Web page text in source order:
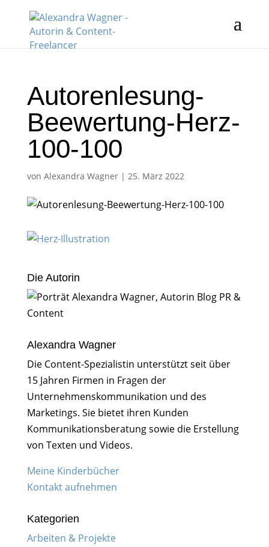
Autorenlesung-
Beewertung-Herz-
100-100
von Alexandra Wagner| 25. März 2022
Die Autorin
Alexandra Wagner
Die Content-Spezialistin unterstützt seit über
15 Jahren Firmen in Fragen der
Unternehmenskommunikation und des
Marketings. Sie bietet ihren Kunden
Kommunikationsberatung sowie die Erstellung
von Texten und Videos.
Meine Kinderbücher
Kontakt aufnehmen
Kategorien
Arbeiten & Projekte